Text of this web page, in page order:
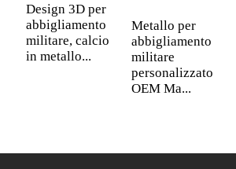
Design 3D per
abbigliamento
militare, calcio
in metallo...
Metallo per
abbigliamento
militare
personalizzato
OEM Ma...